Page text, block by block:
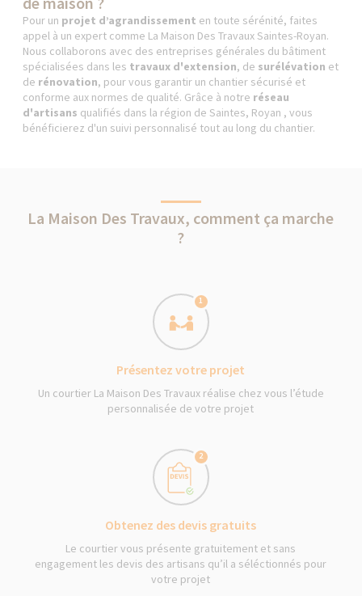
Pour un projet d’agrandissement en toute sérénité, faites
appel à un expert comme La Maison Des Travaux Saintes-Royan.
Nous collaborons avec des entreprises générales du bâtiment
spécialisées dans les travaux d'extension, de surélévation et
de rénovation, pour vous garantir un chantier sécurisé et
conforme aux normes de qualité. Grâce à notre réseau
d'artisans qualifiés dans la région de Saintes, Royan , vous
bénéficierez d'un suivi personnalisé tout au long du chantier.
La Maison Des Travaux, comment ça marche
?
1
Présentez votre projet
Un courtier La Maison Des Travaux réalise chez vous l’étude
personnalisée de votre projet
2
Obtenez des devis gratuits
Le courtier vous présente gratuitement et sans
engagement les devis des artisans qu’il a séléctionnés pour
votre projet